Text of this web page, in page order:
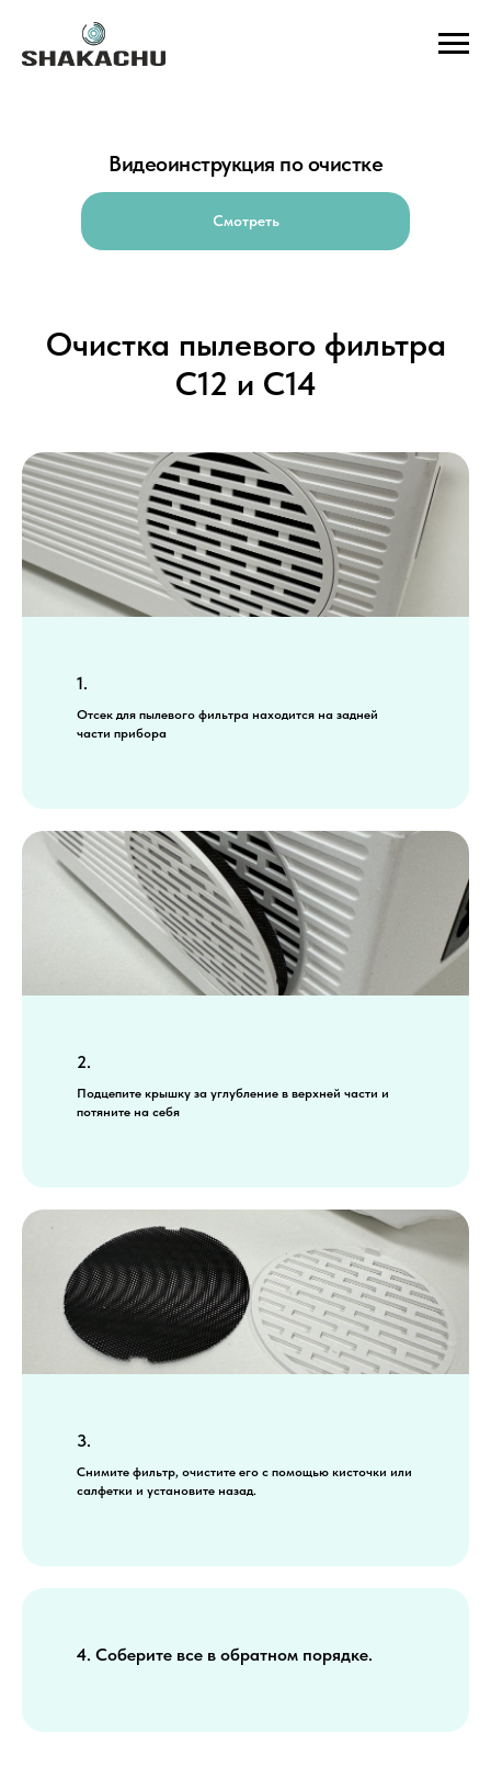
Видеоинструкция по очистке
Смотреть
Очистка пылевого фильтра
С12 и C14
1.
Отсек для пылевого фильтра находится на задней
части прибора
2.
Подцепите крышку за углубление в верхней части и
потяните на себя
3.
Снимите фильтр, очистите его с помощью кисточки или
салфетки и установите назад.
4. Соберите все в обратном порядке.